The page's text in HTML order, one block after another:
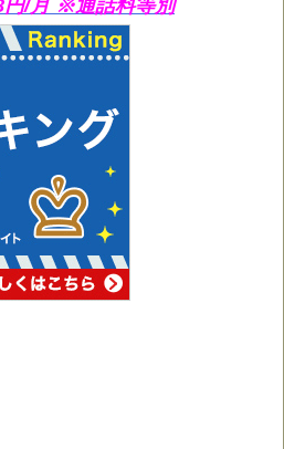
/月 ※通話料等別